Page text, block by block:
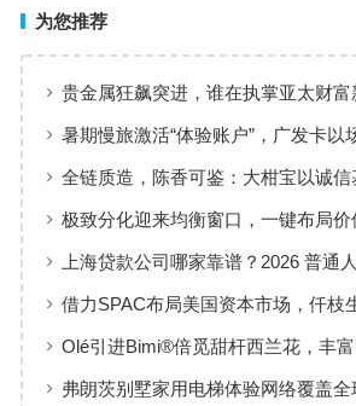
为您推荐
贵金属狂飙突进，谁在执掌亚太财富
暑期慢旅激活“体验账户”，广发卡以
行添彩
全链质造，陈香可鉴：大柑宝以诚
准，定义新会陈皮高质量发展
极致分化迎来均衡窗口，一键布局
华夏火热开售
上海贷款公司哪家靠谱？2026 普通
工薪族借钱选择指南
借力SPAC布局美国资本市场，仟枝
黄金赛道
Olé引进Bimi®倍觅甜杆西兰花，丰
新选择
弗朗茨别墅家用电梯体验网络覆盖